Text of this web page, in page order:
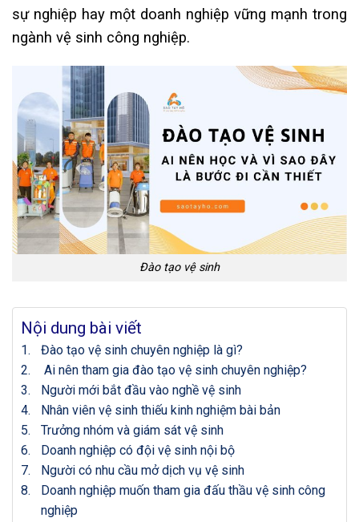
sự nghiệp hay một doanh nghiệp vững mạnh trong
ngành vệ sinh công nghiệp.
Đào tạo vệ sinh
Nội dung bài viết
Đào tạo vệ sinh chuyên nghiệp là gì?
Ai nên tham gia đào tạo vệ sinh chuyên nghiệp?
Người mới bắt đầu vào nghề vệ sinh
Nhân viên vệ sinh thiếu kinh nghiệm bài bản
Trưởng nhóm và giám sát vệ sinh
Doanh nghiệp có đội vệ sinh nội bộ
Người có nhu cầu mở dịch vụ vệ sinh
Doanh nghiệp muốn tham gia đấu thầu vệ sinh công
nghiệp